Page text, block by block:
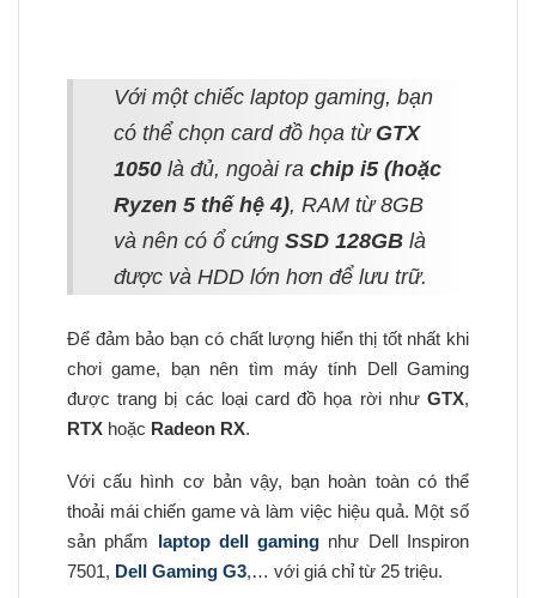
Với một chiếc laptop gaming, bạn
có thể chọn card đồ họa từ GTX
1050là đủ, ngoài ra chip i5 (hoặc
Ryzen 5 thế hệ 4), RAM từ 8GB
và nên có ổ cứng SSD 128GBlà
được và HDD lớn hơn để lưu trữ.
Để đảm bảo bạn có chất lượng hiển thị tốt nhất khi
chơi game, bạn nên tìm máy tính Dell Gaming
được trang bị các loại card đồ họa rời như GTX,
RTX hoặc Radeon RX.
Với cấu hình cơ bản vậy, bạn hoàn toàn có thể
thoải mái chiến game và làm việc hiệu quả. Một số
sản phẩm laptop dell gaming như Dell Inspiron
7501, Dell Gaming G3,… với giá chỉ từ 25 triệu.